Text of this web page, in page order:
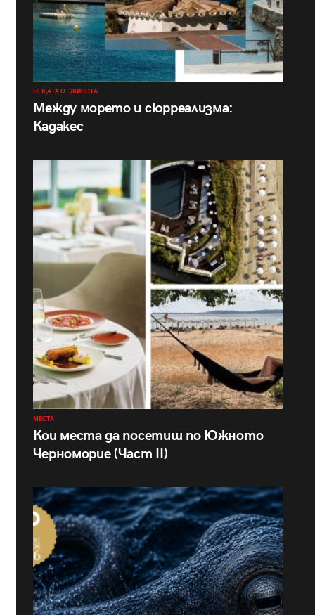
НЕЩАТА ОТ ЖИВОТА
Между морето и сюрреализма:
Кадакес
МЕСТА
Кои места да посетиш по Южното
Черноморие (Част II)